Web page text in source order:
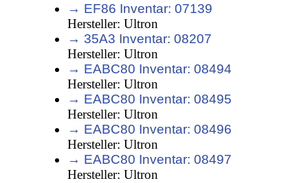
→ EF86 Inventar: 07139
Hersteller: Ultron
→ 35A3 Inventar: 08207
Hersteller: Ultron
→ EABC80 Inventar: 08494
Hersteller: Ultron
→ EABC80 Inventar: 08495
Hersteller: Ultron
→ EABC80 Inventar: 08496
Hersteller: Ultron
→ EABC80 Inventar: 08497
Hersteller: Ultron